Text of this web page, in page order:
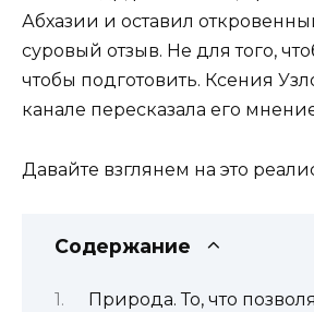
Абхазии и оставил
суровый отзыв. Не для того,
чтобы подготовить. Ксения
канале пересказала его
Давайте взглянем на это
Содержание
Природа. То, что